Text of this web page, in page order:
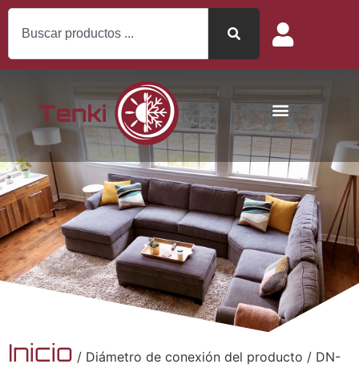
Inicio / Diámetro de conexión del producto / DN-